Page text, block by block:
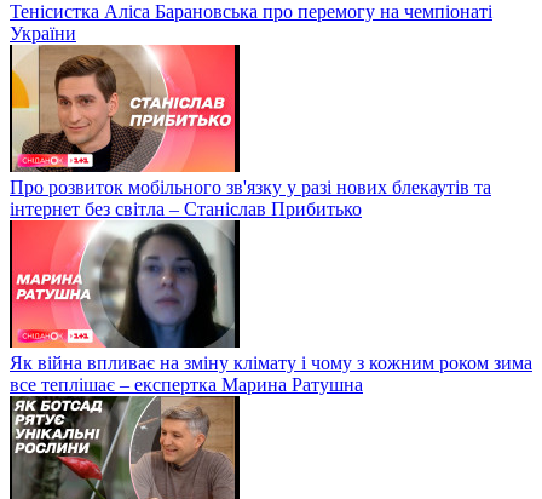
Тенісистка Аліса Барановська про перемогу на чемпіонаті
України
Про розвиток мобільного зв'язку у разі нових блекаутів та
інтернет без світла – Станіслав Прибитько
Як війна впливає на зміну клімату і чому з кожним роком зима
все теплішає – експертка Марина Ратушна